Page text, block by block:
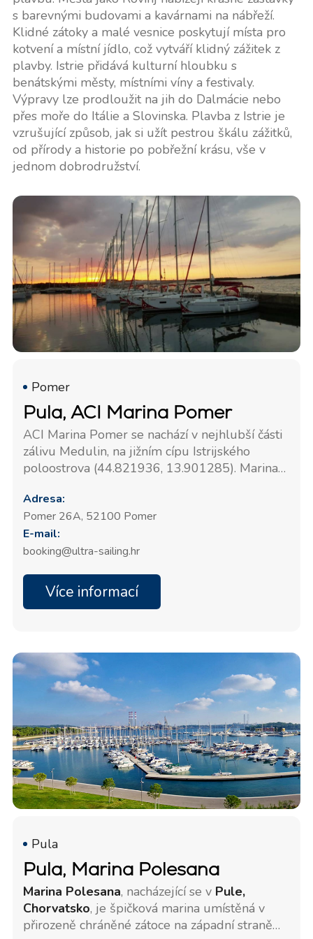
s barevnými budovami a kavárnami na nábřeží.
Klidné zátoky a malé vesnice poskytují místa pro
kotvení a místní jídlo, což vytváří klidný zážitek z
plavby. Istrie přidává kulturní hloubku s
benátskými městy, místními víny a festivaly.
Výpravy lze prodloužit na jih do Dalmácie nebo
přes moře do Itálie a Slovinska. Plavba z Istrie je
vzrušující způsob, jak si užít pestrou škálu zážitků,
od přírody a historie po pobřežní krásu, vše v
jednom dobrodružství.
Pomer
Pula, ACI Marina Pomer
ACI Marina Pomer se nachází v nejhlubší části
zálivu Medulin, na jižním cípu Istrijského
poloostrova (44.821936, 13.901285). Marina
Všechna kotviště mají přívod vody a elektřiny.
Marina je otevřena po celý rok.
Adresa:
Pomer 26A, 52100 Pomer
E-mail:
booking@ultra-sailing.hr
Více informací
Pula
Pula, Marina Polesana
Marina Polesana, nacházející se v Pule,
Chorvatsko, je špičková marina umístěná v
přirozeně chráněné zátoce na západní straně